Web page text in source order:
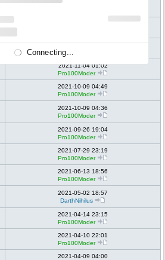
2022-03-09 21:41
2021-11-07 07:41
Pro100Moder
2021-11-04 01:02
Pro100Moder
2021-10-09 04:49
Pro100Moder
2021-10-09 04:36
Pro100Moder
2021-09-26 19:04
Pro100Moder
2021-07-29 23:19
Pro100Moder
2021-06-13 18:56
Pro100Moder
2021-05-02 18:57
DarthNihilus
2021-04-14 23:15
Pro100Moder
2021-04-10 22:01
Pro100Moder
2021-04-09 04:00
Connecting...